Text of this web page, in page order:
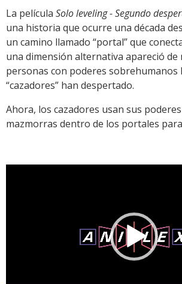
La película Solo leveling - Segundo
una historia que ocurre una década
un camino llamado “portal” que
una dimensión alternativa apareció de
personas con poderes sobrehumanos
“cazadores” han despertado.
Ahora, los cazadores usan sus
mazmorras dentro de los portales